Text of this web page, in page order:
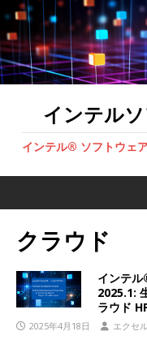
インテル
インテル® ソフトウェ
クラウド
インテ
2025.1:
ラウド
2025年4月18日 エクセ